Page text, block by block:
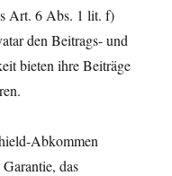
Art. 6 Abs. 1 lit. f)
den Beitrags- und
bieten ihre Beiträge
Abkommen
das